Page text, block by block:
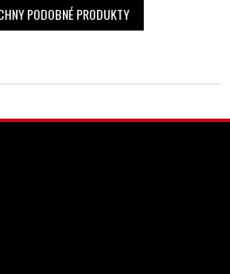
PODOBNÉ PRODUKTY